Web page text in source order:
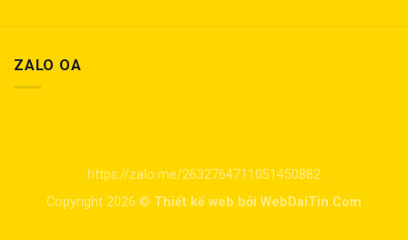
ZALO OA
https://zalo.me/2632764711051450882
Copyright 2026 © Thiết kế web bởi WebDaiTin.Com